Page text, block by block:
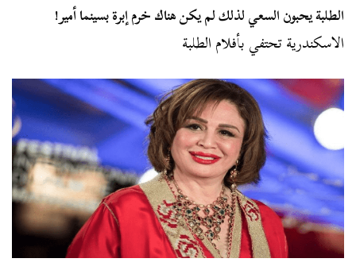
الطلبة يحبون السعي لذلك لم يكن هناك خرم إبرة بسينما أمير!
الاسكندرية تحتفي بأفلام الطلبة